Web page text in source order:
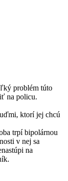
problém túto
na policu.
ktorí jej chcú
trpí bipolárnou
v nej sa
na